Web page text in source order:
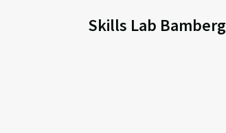
Skills Lab Bamberg